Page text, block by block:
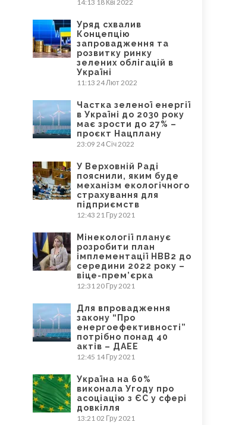
14:13 18 Кві 2022
Уряд схвалив
Концепцію
запровадження та
розвитку ринку
зелених облігацій в
Україні
11:13 24 Лют 2022
Частка зеленої енергії
в Україні до 2030 року
має зрости до 27% –
проєкт Нацплану
23:09 24 Січ 2022
У Верховній Раді
пояснили, яким буде
механізм екологічного
страхування для
підприємств
12:43 21 Гру 2021
Мінекології планує
розробити план
імплементації НВВ2 до
середини 2022 року –
віце-прем’єрка
12:3120 Гру 2021
Для впровадження
закону “Про
енергоефективності”
потрібно понад 40
актів – ДАЕЕ
12:45 14 Гру 2021
Україна на 60%
виконала Угоду про
асоціацію з ЄС у сфері
довкілля
13:21 02 Гру 2021